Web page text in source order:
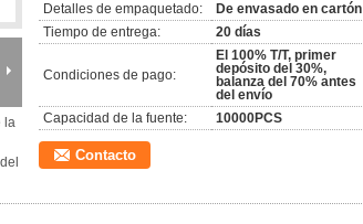
la
Detalles de empaquetado:
De envasado en cartón
Tiempo de entrega:
20 días
Condiciones de pago:
El 100% T/T, primer
depósito del 30%,
balanza del 70% antes
del envío
Capacidad de la fuente:
10000PCS
Contacto